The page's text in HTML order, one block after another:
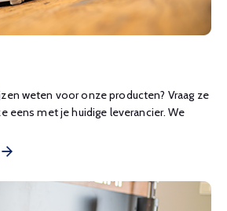
weten voor onze producten? Vraag ze
eens met je huidige leverancier. We